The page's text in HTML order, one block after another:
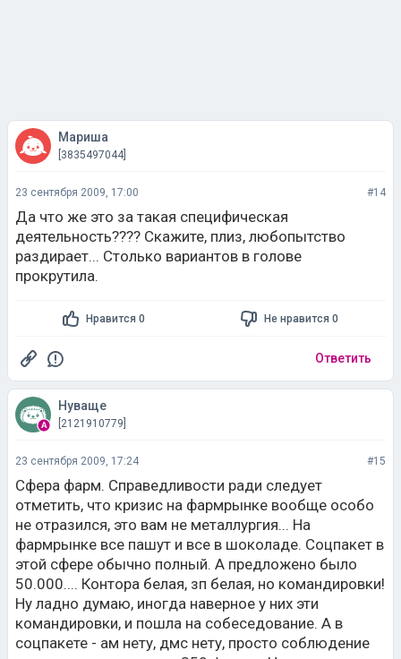
Мариша
[3835497044]
23 сентября 2009, 17:00 #14
Да что же это за такая специфическая
деятельность???? Скажите, плиз, любопытство
раздирает... Столько вариантов в голове
прокрутила.
Нравится 0 Не нравится 0
Ответить
Нуваще
[2121910779]
23 сентября 2009, 17:24 #15
Сфера фарм. Справедливости ради следует
отметить, что кризис на фармрынке вообще особо
не отразился, это вам не металлургия... На
фармрынке все пашут и все в шоколаде. Соцпакет в
этой сфере обычно полный. А предложено было
50.000.... Контора белая, зп белая, но командировки!
Ну ладно думаю, иногда наверное у них эти
командировки, и пошла на собеседование. А в
соцпакете - ам нету, дмс нету, просто соблюдение